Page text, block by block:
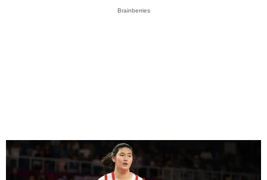
Brainberries